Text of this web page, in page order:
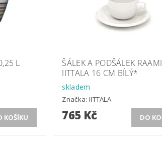
L
ŠÁLEK A PODŠÁLEK RAAMI
IITTALA 16 CM BÍLÝ*
skladem
Značka: IITTALA
765 Kč